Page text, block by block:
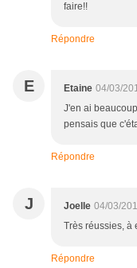
faire!!
Répondre
E Etaine 04/03/
J'en ai
pensais que
Répondre
J Joelle 04/03/
Très réussies, à
Répondre